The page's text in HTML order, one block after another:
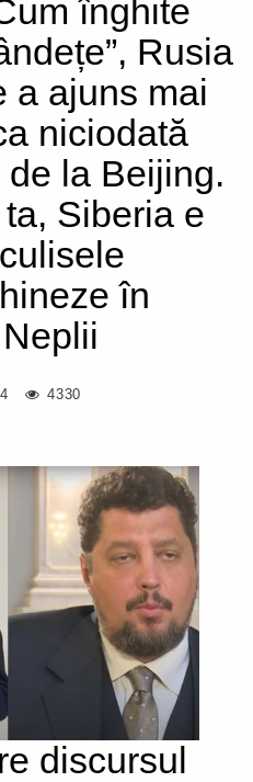
înghite
Rusia
a ajuns mai
niciodată
la Beijing.
Siberia e
în
4330
discursul